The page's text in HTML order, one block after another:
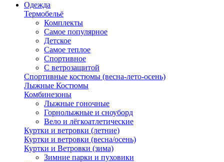
Одежда
Термобельё
Комплекты
Самое популярное
Детское
Самое теплое
Спортивное
С ветрозащитой
Спортивные костюмы (весна-лето-осень)
Лыжные Костюмы
Комбинезоны
Лыжные гоночные
Горнолыжные и сноуборд
Вело и лёгкоатлетические
Куртки и ветровки (летние)
Куртки и ветровки (весна/осень)
Куртки и Ветровки (зима)
Зимние парки и пуховики